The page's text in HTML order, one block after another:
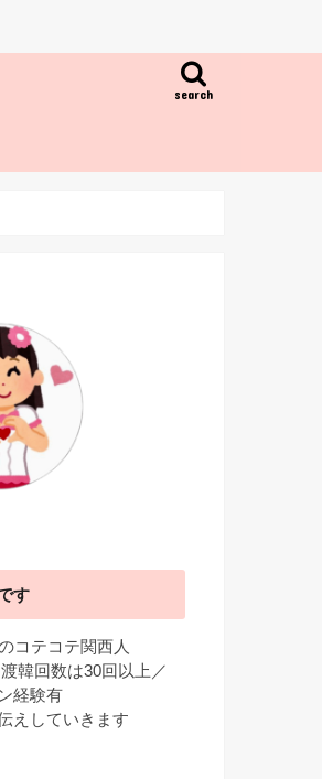
search
す
コテコテ関西人
韓回数は30回以上／
経験有
えしていきます